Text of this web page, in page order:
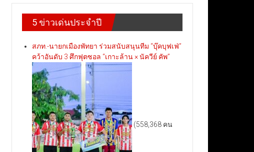
5 ข่าวเด่นประจำปี
สภท.-นายกเมืองพัทยา ร่วมสนับสนุนทีม “บุ๊คบุฟเฟ่”
คว้าอันดับ 3 ศึกฟุตซอล “เกาะล้าน × นัควีย์ คัพ”
(558,368 คน